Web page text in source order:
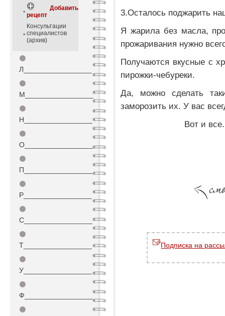
Добавить
рецепт
Консультации
специалистов
(архив)
⚫
Л_________________
⚫
М_________________
⚫
Н_________________
⚫
О_________________
⚫
П_________________
⚫
Р_________________
⚫
С_________________
⚫
Т_________________
⚫
У_________________
⚫
Ф_________________
⚫
3.Осталось поджарить
Я жарила без масла,
прожаривания нужно
Получаются вкусные с
пирожки-чебуреки.
Да, можно сделать
заморозить их. У вас
Вот и
Подписка на